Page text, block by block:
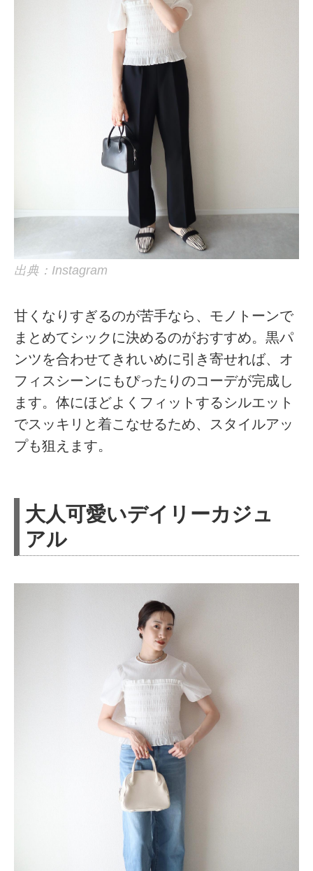
出典：Instagram
甘くなりすぎるのが苦手なら、モノトーンで
まとめてシックに決めるのがおすすめ。黒パ
ンツを合わせてきれいめに引き寄せれば、オ
フィスシーンにもぴったりのコーデが完成し
ます。体にほどよくフィットするシルエット
でスッキリと着こなせるため、スタイルアッ
プも狙えます。
大人可愛いデイリーカジュ
アル